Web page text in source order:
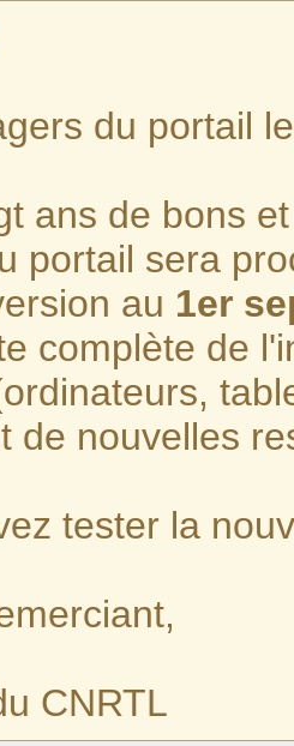
du portail
ans de bons
portail sera
au 1er
complète de
de nouvelles
tester la
CNRTL